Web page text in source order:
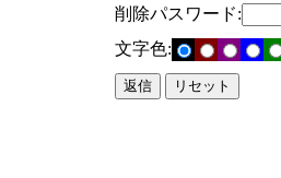
削除パスワード:
文字色: